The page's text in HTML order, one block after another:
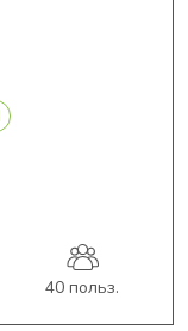
40 польз.